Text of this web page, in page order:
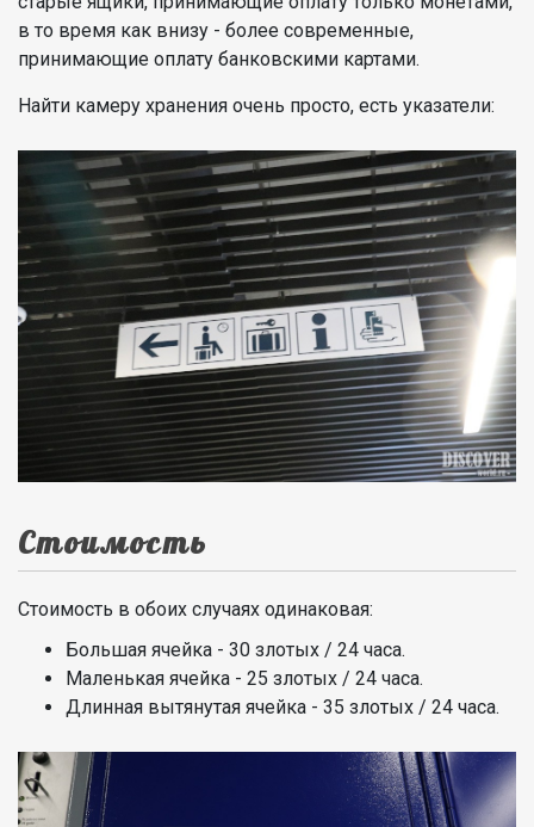
в то время как внизу - более современные,
принимающие оплату банковскими картами.
Найти камеру хранения очень просто, есть указатели:
Стоимость
Стоимость в обоих случаях одинаковая:
Большая ячейка - 30 злотых / 24 часа.
Маленькая ячейка - 25 злотых / 24 часа.
Длинная вытянутая ячейка - 35 злотых / 24 часа.